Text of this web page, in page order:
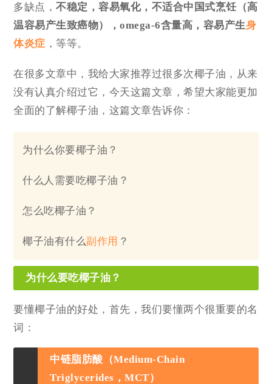
多缺点，不稳定，容易氧化，不适合中国式烹饪（高
温容易产生致癌物），omega-6含量高，容易产生身
体炎症 ，等等。
在很多文章中，我给大家推荐过很多次椰子油，从来
没有认真介绍过它，今天这篇文章，希望大家能更加
全面的了解椰子油，这篇文章告诉你：
为什么你要椰子油？
什么人需要吃椰子油？
怎么吃椰子油？
椰子油有什么副作用 ？
为什么要吃椰子油？
要懂椰子油的好处，首先，我们要懂两个很重要的名
词：
中链脂肪酸（Medium-Chain
Triglycerides，MCT）